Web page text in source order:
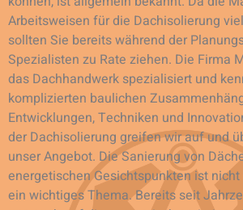
Arbeitsweisen für die Dachisolierung
sollten Sie bereits während der
Spezialisten zu Rate ziehen. Die Firma
das Dachhandwerk spezialisiert und
komplizierten baulichen
Entwicklungen, Techniken und
der Dachisolierung greifen wir auf und
unser Angebot. Die Sanierung von
energetischen Gesichtspunkten ist
ein wichtiges Thema. Bereits seit